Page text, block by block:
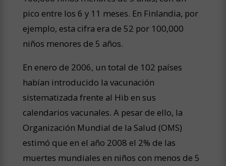
pico entre los 6 y 11 meses. En Finlandia, por
ejemplo, esta cifra era de 52 por 100,000
niños menores de 5 años.
En enero de 2006, un total de 102 países
habían introducido la vacunación
sistematizada frente al Hib en sus
calendarios vacunales. A pesar de ello, la
Organización Mundial de la Salud (OMS)
estimó que en el año 2008 el 2% de las
muertes mundiales en niños con menos de 5